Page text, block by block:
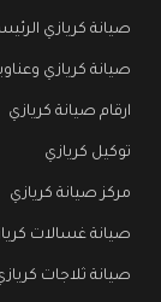
صيانة كريازي
صيانة كريازي
ارقام صيانة كريازي
توكيل كريازي
مركز صيانة كريازي
صيانة غسالات
صيانة ثلاجات